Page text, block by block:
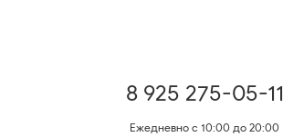
8 925 275-05-11
Ежедневно с 10:00 до 20:00